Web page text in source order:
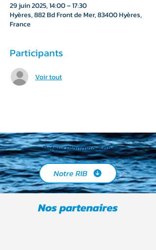
29 juin 2025, 14:00 – 17:30
Hyères, 882 Bd Front de Mer, 83400 Hyères,
France
Participants
Voir tout
< Retour Planning Apnée
Notre RIB
Nos partenaires